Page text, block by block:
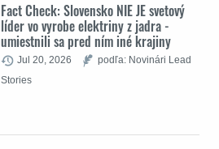
Fact Check: Slovensko NIE JE svetový
líder vo vyrobe elektriny z jadra -
umiestnili sa pred ním iné krajiny
Jul 20, 2026
podľa: Novinári Lead
Stories